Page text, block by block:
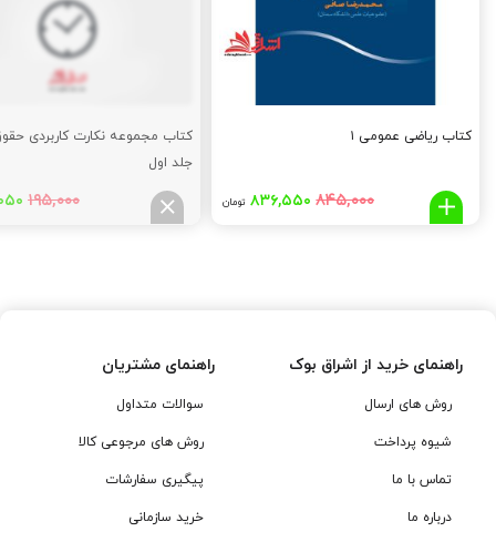
کتاب ریاضی عمومی ۱
۸۴۵,۰۰۰ قیمت
۸۳۶,۵۵۰ تومانقیمت
کتاب مجموعه نکارت کاربردی
جلد اول
۱۹۵,۰۰۰
راهنمای خرید از اشراق بوک
روش های ارسال
شیوه پرداخت
تماس با ما
درباره ما
راهنمای مشتریان
سوالات متداول
روش های مرجوعی کالا
پیگیری سفارشات
خرید سازمانی